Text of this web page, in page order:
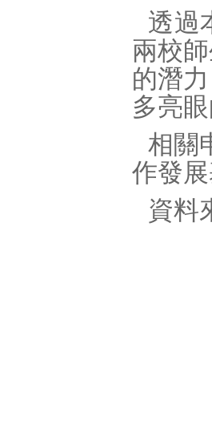
透過
兩校
的潛
多亮眼
相關
作發
資料